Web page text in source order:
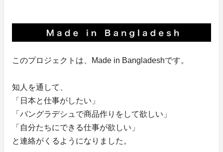
このプロジェクトは、Made in Bangladeshです。
知人を通して、
「日本と仕事がしたい」
「バングラデシュで商品作りをして欲しい」
「自分たちにできる仕事が欲しい」
と連絡がくるようになりました。